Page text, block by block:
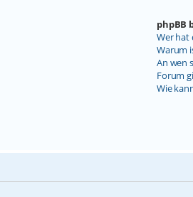
phpBB
Wer hat
Warum
An wen
Forum
Wie